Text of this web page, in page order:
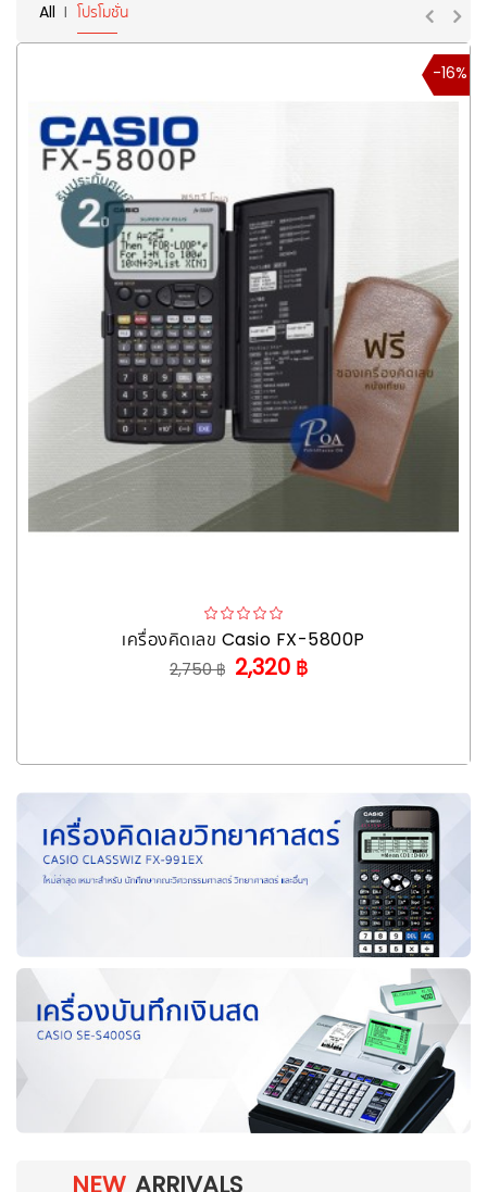
All โปรโมชั่น
-16%
เครื่องคิดเลข Casio FX-5800P
2,750 ฿ 2,320 ฿